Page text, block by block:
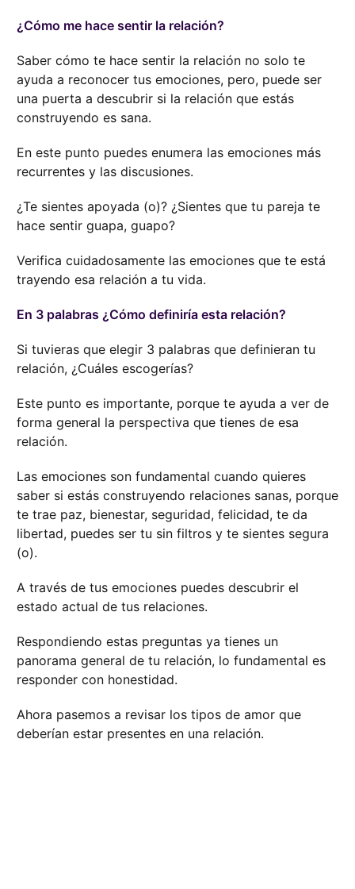
¿Cómo me hace sentir la relación?
Saber cómo te hace sentir la relación no solo te
ayuda a reconocer tus emociones, pero, puede ser
una puerta a descubrir si la relación que estás
construyendo es sana.
En este punto puedes enumera las emociones más
recurrentes y las discusiones.
¿Te sientes apoyada (o)? ¿Sientes que tu pareja te
hace sentir guapa, guapo?
Verifica cuidadosamente las emociones que te está
trayendo esa relación a tu vida.
En 3 palabras ¿Cómo definiría esta relación?
Si tuvieras que elegir 3 palabras que definieran tu
relación, ¿Cuáles escogerías?
Este punto es importante, porque te ayuda a ver de
forma general la perspectiva que tienes de esa
relación.
Las emociones son fundamental cuando quieres
saber si estás construyendo relaciones sanas, porque
te trae paz, bienestar, seguridad, felicidad, te da
libertad, puedes ser tu sin filtros y te sientes segura
(o).
A través de tus emociones puedes descubrir el
estado actual de tus relaciones.
Respondiendo estas preguntas ya tienes un
panorama general de tu relación, lo fundamental es
responder con honestidad.
Ahora pasemos a revisar los tipos de amor que
deberían estar presentes en una relación.